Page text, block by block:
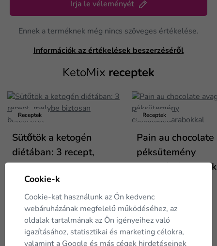
Írja le véleményét
Ennek a terméknek még nincs szöveges értékelése.
Információk az értékelések beszerzéséről
KetoMix receptek
Receptek
Sütőtök a ketogén
diétában: 3 recept,
beleszeret
Receptek
Pain au chocolate
péksütemény
Cookie-k
Cookie-kat használunk az Ön kedvenc
webáruházának megfelelő működéséhez, az
oldalak tartalmának az Ön igényeihez való
igazításához, statisztikai és marketing célokra,
valamint a Google és más cégek hirdetéseinek